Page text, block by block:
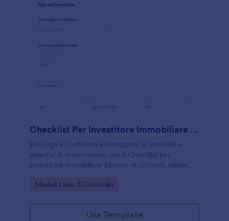
Checklist Per Investitore Immobiliare Form
Raccogli e confronta informazioni su immobili e
obiettivi di investimento con il Checklist per
investitore immobiliare Modulo di Jotform, ideale
gestiscono la raccolta dati online.
Go to Category:
Moduli Liste di Controllo
Usa Template